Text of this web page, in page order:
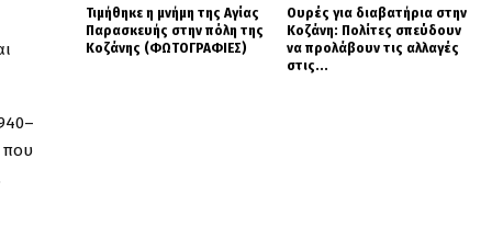
που
Τιμήθηκε η μνήμη της Αγίας
Παρασκευής στην πόλη της
Κοζάνης (ΦΩΤΟΓΡΑΦΙΕΣ)
Ουρές για διαβατήρια στην
Κοζάνη: Πολίτες σπεύδουν
να προλάβουν τις αλλαγές
στις...